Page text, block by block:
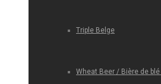
Triple Belge
Wheat Beer / Bière de